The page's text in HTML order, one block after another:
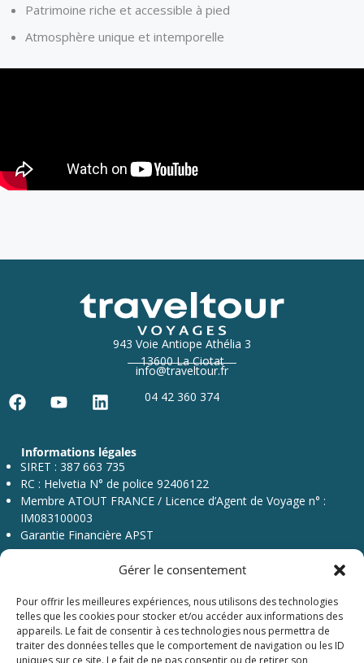
Gérer le consentement
Pour offrir les meilleures expériences, nous utilisons des technologies
telles que les cookies pour stocker et/ou accéder aux informations des
appareils. Le fait de consentir à ces technologies nous permettra de
traiter des données telles que le comportement de navigation ou les ID
uniques sur ce site. Le fait de ne pas consentir ou de retirer son
Patrimoine riche et accessible à pied
Atmosphère unique et intemporelle
943 Voie Antiope Athélia 3
13600 La Ciotat
info@traveltour.fr
04 42 360 374
F
c
e
b
o
o
k
u
t
u
b
e
L
n
k
e
d
n
Informations légales
SIRET : 387 663 735
RC : Helvetia N° de police 92406122
Membre ATOUT FRANCE / Licence d’Agent de Voyage n° :
IM083100003
Garantie Financière APST